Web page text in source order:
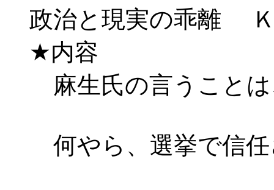
政治と現実の乖離
★内容
麻生氏の言うことは
何やら、選挙で信任